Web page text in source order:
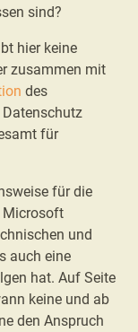
sind?
hier keine
zusammen mit
des
für
für die
Microsoft
und
auch eine
hat. Auf Seite
keine und ab
den Anspruch